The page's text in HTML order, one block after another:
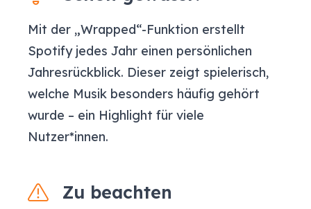
Mit der „Wrapped“-Funktion erstellt
Spotify jedes Jahr einen persönlichen
Jahresrückblick. Dieser zeigt spielerisch,
welche Musik besonders häufig gehört
wurde – ein Highlight für viele
Nutzer*innen.
Zu beachten